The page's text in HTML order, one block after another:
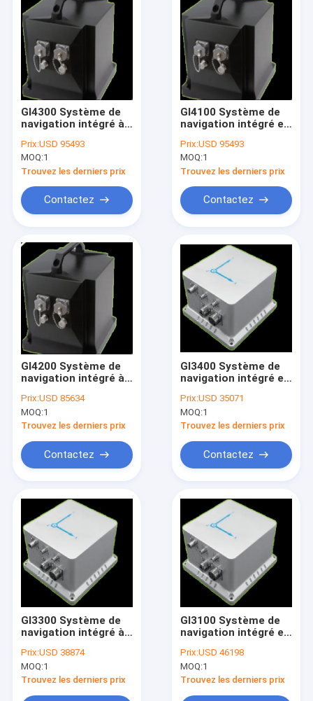
Produits
Au sujet de nous
Visite d'usine
Demandez une citation
GI4300 Système de
navigation intégré à
haute précision
Prix:USD 95493
MOQ:1
Trouvez les derniers prix
Contactez
GI4100 Système de
navigation intégré en
haute précision
Prix:USD 95493
MOQ:1
Trouvez les derniers prix
Contactez
GI4200 Système de
navigation intégré à
haute précision
Prix:USD 85634
MOQ:1
Trouvez les derniers prix
Contactez
GI3400 Système de
navigation intégré en
haute précision
Prix:USD 35071
MOQ:1
Trouvez les derniers prix
Contactez
GI3300 Système de
navigation intégré à
haute précision
Prix:USD 38874
MOQ:1
Trouvez les derniers prix
GI3100 Système de
navigation intégré en
haute précision
Prix:USD 46198
MOQ:1
Trouvez les derniers prix